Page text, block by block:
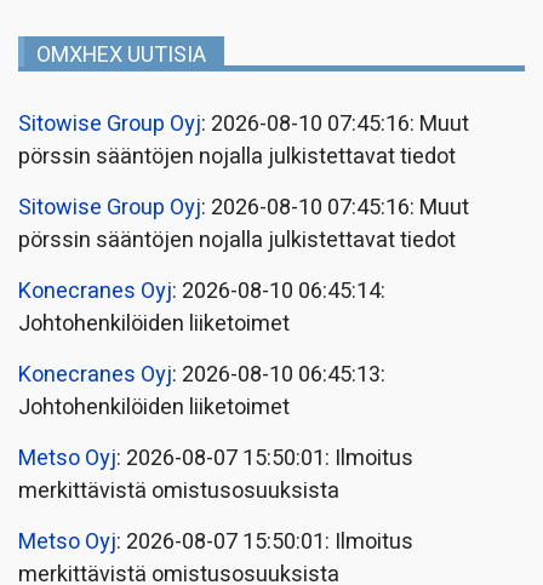
OMXHEX UUTISIA
Sitowise Group Oyj: 2026-08-10 07:45:16: Muut
pörssin sääntöjen nojalla julkistettavat tiedot
Sitowise Group Oyj: 2026-08-10 07:45:16: Muut
pörssin sääntöjen nojalla julkistettavat tiedot
Konecranes Oyj: 2026-08-10 06:45:14:
Johtohenkilöiden liiketoimet
Konecranes Oyj: 2026-08-10 06:45:13:
Johtohenkilöiden liiketoimet
Metso Oyj: 2026-08-07 15:50:01: Ilmoitus
merkittävistä omistusosuuksista
Metso Oyj: 2026-08-07 15:50:01: Ilmoitus
merkittävistä omistusosuuksista